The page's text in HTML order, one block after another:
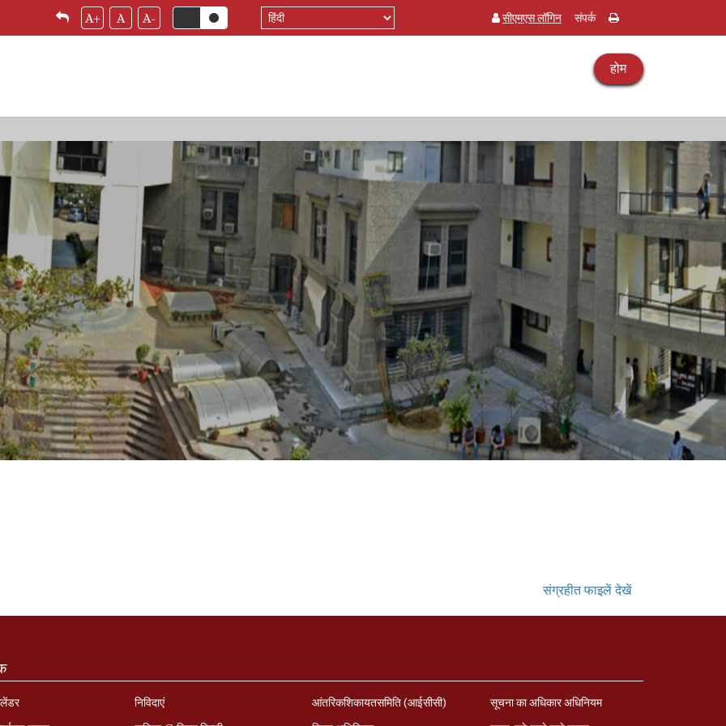
A+ A A-
Select
your
सीएमएस लॉगिन संपर्क
होम
संग्रहीत फाइलें देखें
निविदाएं
आंतरिकशिकायतसमिति (आईसीसी)
सूचना का अधिकार अधिनियम